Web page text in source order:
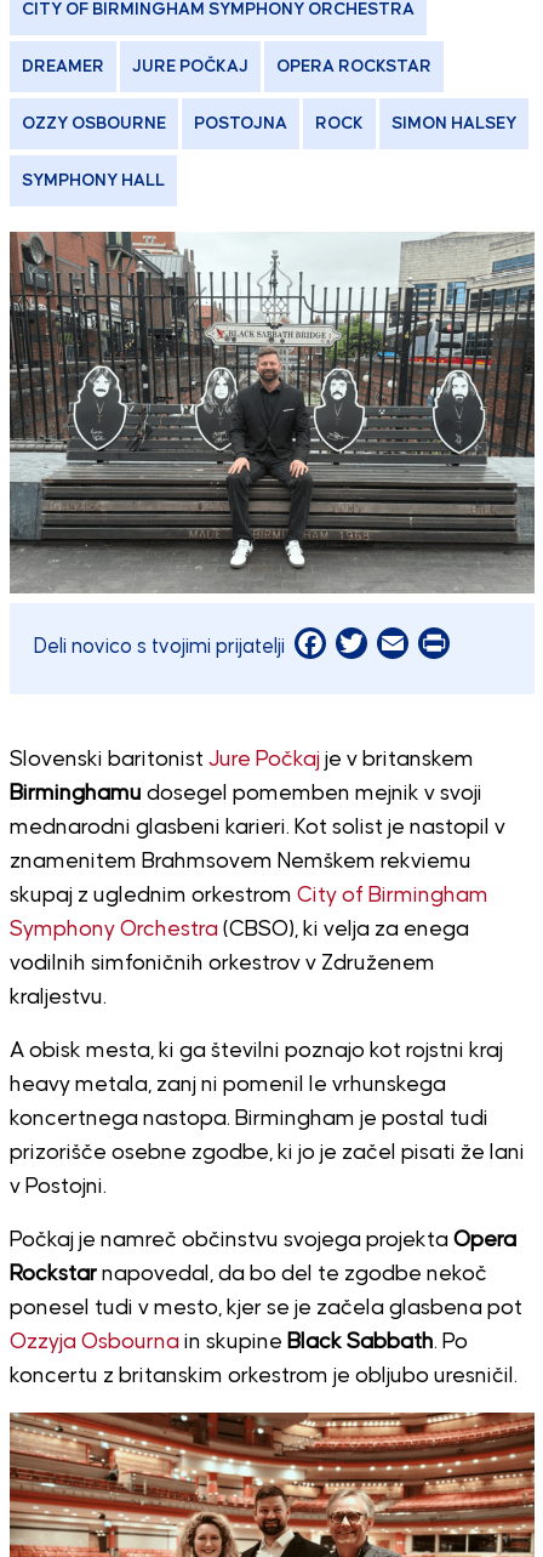
CITY OF BIRMINGHAM SYMPHONY ORCHESTRA
DREAMER JURE POČKAJ OPERA ROCKSTAR
OZZY OSBOURNE POSTOJNA ROCK SIMON HALSEY
SYMPHONY HALL
Deli novico s tvojimi prijatelji Facebook
Twitter
EmailPrint
Slovenski baritonist Jure Počkajje v britanskem
Birminghamu dosegel pomemben mejnik v svoji
mednarodni glasbeni karieri. Kot solist je nastopil v
znamenitem Brahmsovem Nemškem rekviemu
skupaj z uglednim orkestrom City of Birmingham
Symphony Orchestra(CBSO), ki velja za enega
vodilnih simfoničnih orkestrov v Združenem
kraljestvu.
A obisk mesta, ki ga številni poznajo kot rojstni kraj
heavy metala, zanj ni pomenil le vrhunskega
koncertnega nastopa. Birmingham je postal tudi
prizorišče osebne zgodbe, ki jo je začel pisati že lani
v Postojni.
Počkaj je namreč občinstvu svojega projekta Opera
Rockstarnapovedal, da bo del te zgodbe nekoč
ponesel tudi v mesto, kjer se je začela glasbena pot
Ozzyja Osbournain skupine Black Sabbath. Po
koncertu z britanskim orkestrom je obljubo uresničil.